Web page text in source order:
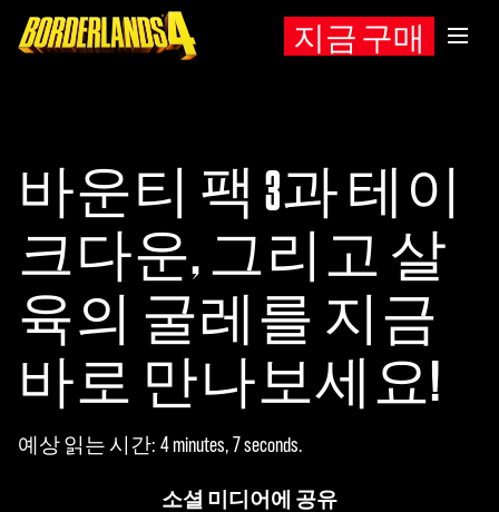
지금 구매
바운티 팩 3과 테이
크다운, 그리고 살
육의 굴레를 지금
바로 만나보세요!
예상 읽는 시간 4 minutes, 7 seconds
소셜 미디어에 공유